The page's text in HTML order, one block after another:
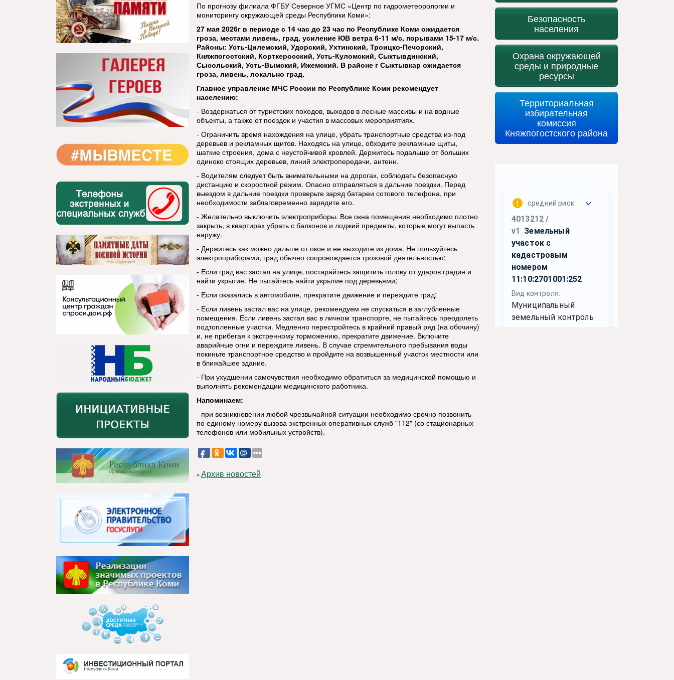
По прогнозу филиала ФГБУ Северное УГМС «Центр по гидрометеорологии и
мониторингу окружающей среды Республики Коми»:
27 мая 2026г в периоде с 14 час до 23 час по Республике Коми ожидается
гроза, местами ливень, град, усиление ЮВ ветра 6-11 м/с, порывами 15-17 м/с.
Районы: Усть-Цилемский, Удорский, Ухтинский, Троицко-Печорский,
Княжпогостский, Корткеросский, Усть-Куломский, Сыктывдинский,
Сысольский, Усть-Вымский, Ижемский. В районе г Сыктывкар ожидается
гроза, ливень, локально град.
Главное управление МЧС России по Республике Коми рекомендует
населению:
- Воздержаться от туристских походов, выходов в лесные массивы и на водные
объекты, а также от поездок и участия в массовых мероприятиях.
- Ограничить время нахождения на улице, убрать транспортные средства из-под
деревьев и рекламных щитов. Находясь на улице, обходите рекламные щиты,
шаткие строения, дома с неустойчивой кровлей. Держитесь подальше от больших
одиноко стоящих деревьев, линий электропередачи, антенн.
- Водителям следует быть внимательными на дорогах, соблюдать безопасную
дистанцию и скоростной режим. Опасно отправляться в дальние поездки. Перед
выездом в дальние поездки проверьте заряд батареи сотового телефона, при
необходимости заблаговременно зарядите его.
- Желательно выключить электроприборы. Все окна помещения необходимо плотно
закрыть, в квартирах убрать с балконов и лоджий предметы, которые могут выпасть
наружу.
- Держитесь как можно дальше от окон и не выходите из дома. Не пользуйтесь
электроприборами, град обычно сопровождается грозовой деятельностью;
- Если град вас застал на улице, постарайтесь защитить голову от ударов градин и
найти укрытие. Не пытайтесь найти укрытие под деревьями;
- Если оказались в автомобиле, прекратите движение и переждите град;
- Если ливень застал вас на улице, рекомендуем не спускаться в заглубленные
помещения. Если ливень застал вас в личном транспорте, не пытайтесь преодолеть
подтопленные участки. Медленно перестройтесь в крайний правый ряд (на обочину)
и, не прибегая к экстренному торможению, прекратите движение. Включите
аварийные огни и переждите ливень. В случае стремительного пребывания воды
покиньте транспортное средство и пройдите на возвышенный участок местности или
в ближайшее здание.
- При ухудшении самочувствия необходимо обратиться за медицинской помощью и
выполнять рекомендации медицинского работника.
Напоминаем:
- при возникновении любой чрезвычайной ситуации необходимо срочно позвонить
по единому номеру вызова экстренных оперативных служб "112" (со стационарных
телефонов или мобильных устройств).
«Архив новостей
Безопасность
населения
Охрана окружающей
среды и природные
ресурсы
Территориальная
избирательная
комиссия
Княжпогостского района